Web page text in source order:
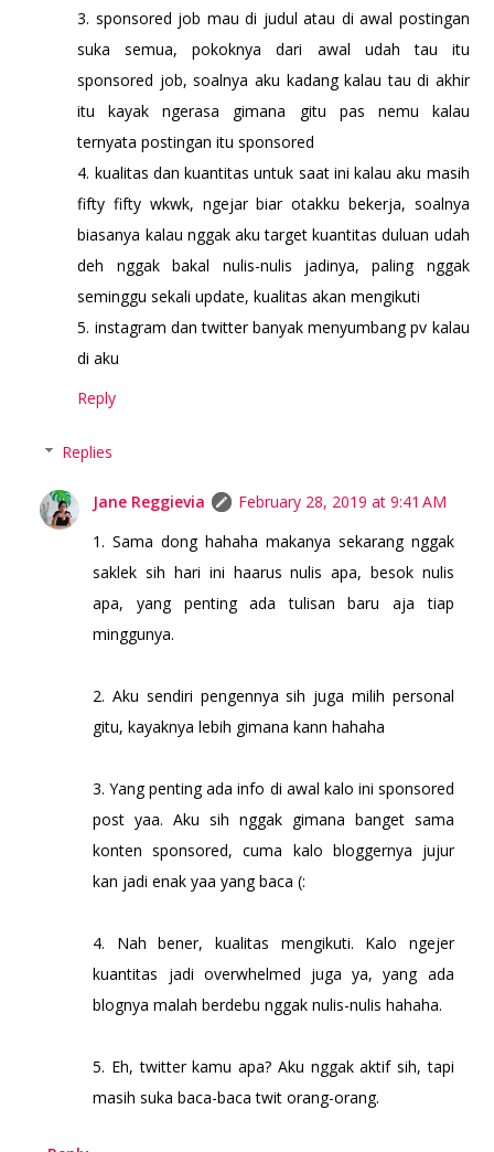
3. sponsored job mau di judul atau di awal postingan
suka semua, pokoknya dari awal udah tau itu
sponsored job, soalnya aku kadang kalau tau di akhir
itu kayak ngerasa gimana gitu pas nemu kalau
ternyata postingan itu sponsored
4. kualitas dan kuantitas untuk saat ini kalau aku masih
fifty fifty wkwk, ngejar biar otakku bekerja, soalnya
biasanya kalau nggak aku target kuantitas duluan udah
deh nggak bakal nulis-nulis jadinya, paling nggak
seminggu sekali update, kualitas akan mengikuti
5. instagram dan twitter banyak menyumbang pv kalau
di aku
Reply
Replies
Jane Reggievia
February 28, 2019 at 9:41 AM
1. Sama dong hahaha makanya sekarang nggak
saklek sih hari ini haarus nulis apa, besok nulis
apa, yang penting ada tulisan baru aja tiap
minggunya.
2. Aku sendiri pengennya sih juga milih personal
gitu, kayaknya lebih gimana kann hahaha
3. Yang penting ada info di awal kalo ini sponsored
post yaa. Aku sih nggak gimana banget sama
konten sponsored, cuma kalo bloggernya jujur
kan jadi enak yaa yang baca (:
4. Nah bener, kualitas mengikuti. Kalo ngejer
kuantitas jadi overwhelmed juga ya, yang ada
blognya malah berdebu nggak nulis-nulis hahaha.
5. Eh, twitter kamu apa? Aku nggak aktif sih, tapi
masih suka baca-baca twit orang-orang.